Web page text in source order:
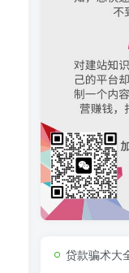
贷款骗术大